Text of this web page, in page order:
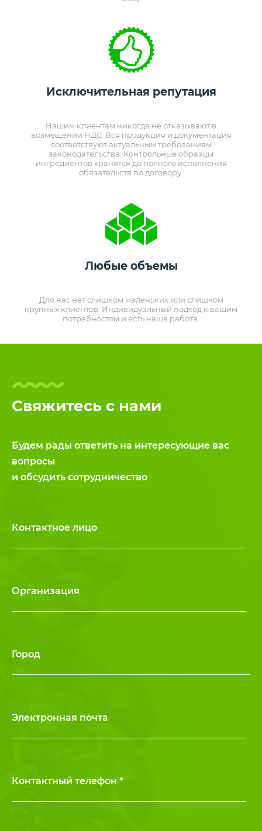
Исключительная репутация
Нашим клиентам никогда не отказывают в
возмещении НДС. Вся продукция и документация
соответствуют актуальным требованиям
законодательства. Контрольные образцы
ингредиентов хранятся до полного исполнения
обязательств по договору.
Любые объемы
Для нас нет слишком маленьких или слишком
крупных клиентов. Индивидуальный подход к вашим
потребностям и есть наша работа.
Свяжитесь с нами
Будем рады ответить на интересующие вас
вопросы
и обсудить сотрудничество
Контактное лицо
Организация
Город
Электронная почта
Контактный телефон *